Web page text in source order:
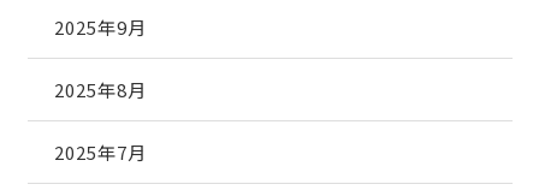
2025年9月
2025年8月
2025年7月